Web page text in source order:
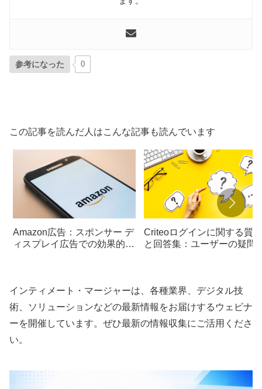
参考になった 0
この記事を読んだ人はこんな記事も読んでいます
Amazon広告：スポンサー デ
ィスプレイ広告での効果的な
Criteoログインに関する質問
と回答集：ユーザーの疑問
インティメート・マージャーは、各種業界、デジタル技
術、ソリューションなどの最新情報をお届けするウェビナ
ーを開催しています。ぜひ最新の情報収集にご活用くださ
い。